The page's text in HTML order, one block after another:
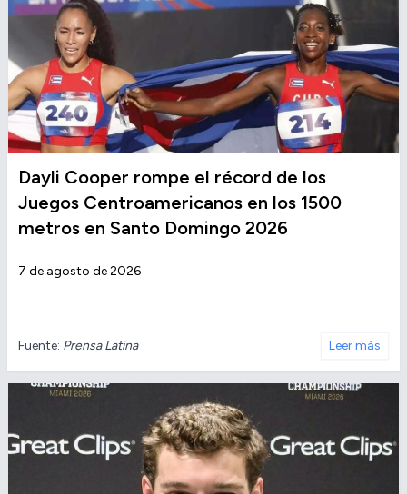
Dayli Cooper rompe el récord de los
Juegos Centroamericanos en los 1500
metros en Santo Domingo 2026
7 de agosto de 2026
Fuente: Prensa Latina Leer más